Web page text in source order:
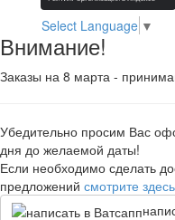
Select Language ▼
Внимание!
Заказы на 8 марта -
Убедительно просим Вас
дня до желаемой даты!
Если необходимо сделать
предложений смотрите